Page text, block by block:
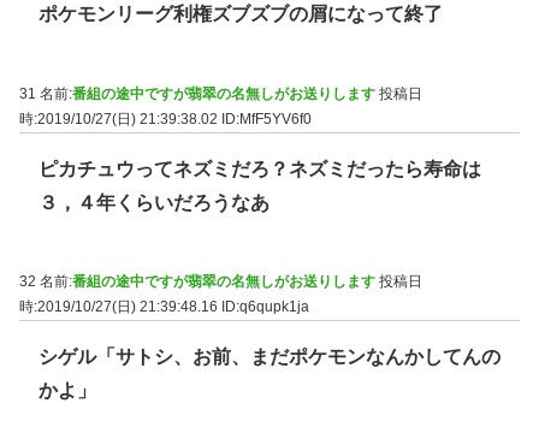
ポケモンリーグ利権ズブズブの屑になって終了
31 名前:番組の途中ですが翡翠の名無しがお送りします 投稿日
時:2019/10/27(日) 21:39:38.02 ID:MfF5YV6f0
ピカチュウってネズミだろ？ネズミだったら寿命は
３，４年くらいだろうなあ
32 名前:番組の途中ですが翡翠の名無しがお送りします 投稿日
時:2019/10/27(日) 21:39:48.16
ID:q6qupk1ja
シゲル「サトシ、お前、まだポケモンなんかしてんの
かよ」